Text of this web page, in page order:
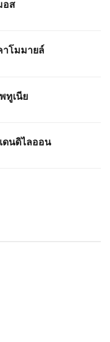
อส
าโมมายล์
ทูเนีย
ดนดิไลออน